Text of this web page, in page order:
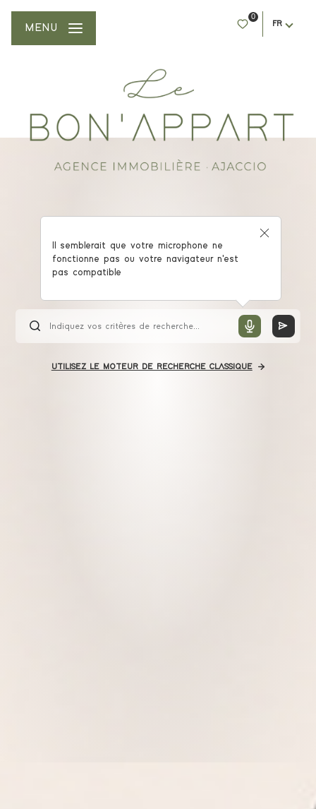
0
FR
MENU
Trouvez le bien idéal !
Il semblerait que votre microphone ne
fonctionne pas ou votre navigateur n'est
pas compatible
UTILISEZ LE MOTEUR DE RECHERCHE CLASSIQUE